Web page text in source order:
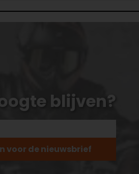
blijven?
voor de nieuwsbrief